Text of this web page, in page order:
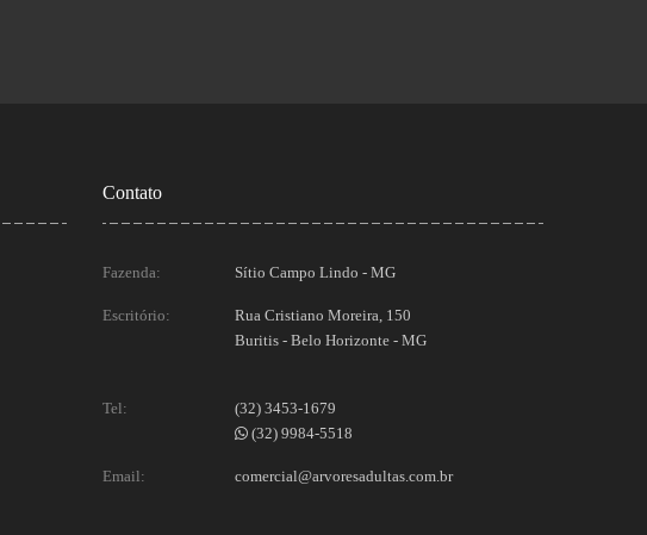
Contato
Fazenda: Sítio Campo Lindo - MG
Escritório:
Rua Cristiano Moreira, 150
Buritis - Belo Horizonte - MG
Tel:
(32) 3453-1679
(32) 9984-5518
Email: comercial@arvoresadultas.com.br